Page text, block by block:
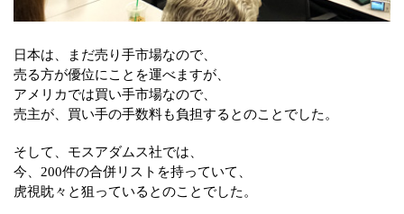
日本は、まだ売り手市場なので、
売る方が優位にことを運べますが、
アメリカでは買い手市場なので、
売主が、買い手の手数料も負担するとのことでした。
そして、モスアダムス社では、
今、200件の合併リストを持っていて、
虎視眈々と狙っているとのことでした。